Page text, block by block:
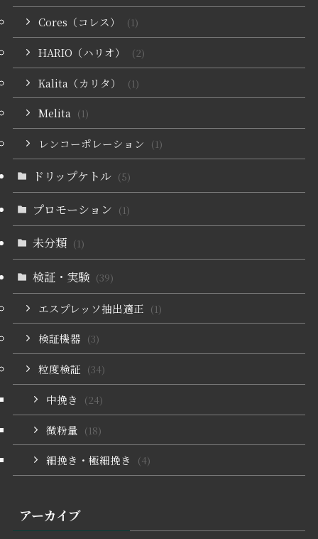
Cores（コレス） (1)
HARIO（ハリオ） (2)
Kalita（カリタ） (1)
Melita (1)
レンコーポレーション (1)
ドリップケトル (5)
プロモーション (1)
未分類 (1)
検証・実験 (39)
エスプレッソ抽出適正 (1)
検証機器 (3)
粒度検証 (34)
中挽き (24)
微粉量 (18)
細挽き・極細挽き (4)
アーカイブ